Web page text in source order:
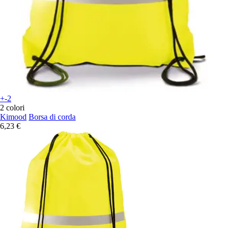
+-2
2 colori
Kimood Borsa di corda
6,23 €